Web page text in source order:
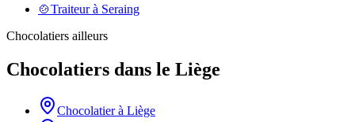
🍲Traiteurà Seraing
Chocolatiers ailleurs
Chocolatiers dans le Liège
Chocolatierà Liège